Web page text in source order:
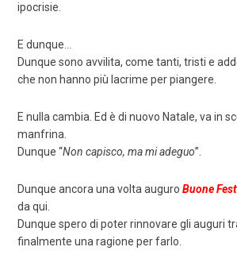
ipocrisie.
E dunque…
Dunque sono avvilita, come tanti, tristi e
che non hanno più lacrime per piangere.
E nulla cambia. Ed è di nuovo Natale, va in
manfrina.
Dunque “Non capisco, ma mi adeguo”.
Dunque ancora una volta auguroBuone
da qui.
Dunque spero di poter rinnovare gli auguri
finalmente una ragione per farlo.